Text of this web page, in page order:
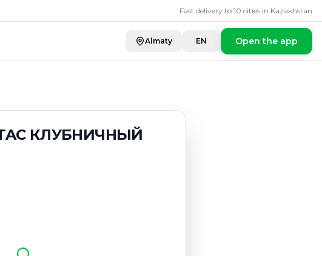
Fast delivery to 10 cities in Kazakhstan
Almaty EN Open the app
КЛУБНИЧНЫЙ
МИКС 16 Г/